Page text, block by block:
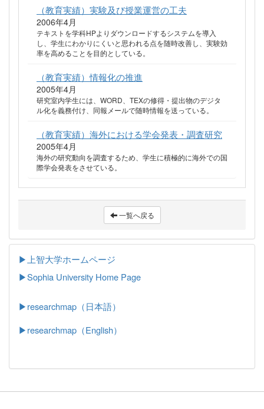
（教育実績）実験及び授業運営の工夫
2006年4月
テキストを学科HPよりダウンロードするシステムを導入
し、学生にわかりにくいと思われる点を随時改善し、実験効
率を高めることを目的としている。
（教育実績）情報化の推進
2005年4月
研究室内学生には、WORD、TEXの修得・提出物のデジタ
ル化を義務付け、同報メールで随時情報を送っている。
（教育実績）海外における学会発表・調査研究
2005年4月
海外の研究動向を調査するため、学生に積極的に海外での国
際学会発表をさせている。
一覧へ戻る
▶上智大学ホームページ
▶Sophia University Home Page
▶researchmap（日本語）
▶researchmap（English）